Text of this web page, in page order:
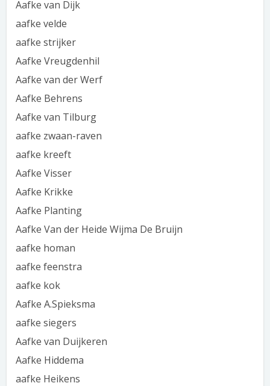
Aafke van Dijk
aafke velde
aafke strijker
Aafke Vreugdenhil
Aafke van der Werf
Aafke Behrens
Aafke van Tilburg
aafke zwaan-raven
aafke kreeft
Aafke Visser
Aafke Krikke
Aafke Planting
Aafke Van der Heide Wijma De Bruijn
aafke homan
aafke feenstra
aafke kok
Aafke A.Spieksma
aafke siegers
Aafke van Duijkeren
Aafke Hiddema
aafke Heikens